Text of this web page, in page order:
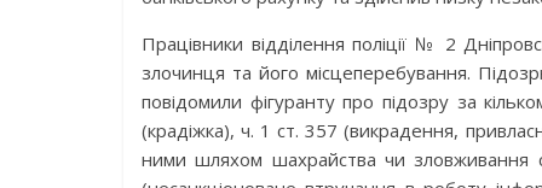
Працівники відділення поліції № 2
злочинця та його місцеперебування.
повідомили фігуранту про підозру за
(крадіжка), ч. 1 ст. 357 (викрадення,
ними шляхом шахрайства чи